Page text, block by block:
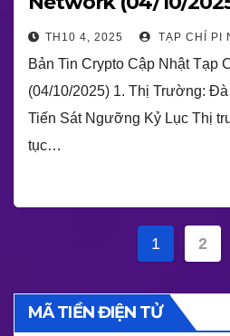
TH10 4, 2025 TẠP CHÍ PI
Bản Tin Crypto Cập Nhật Tạp
(04/10/2025) 1. Thị Trường:
Tiến Sát Ngưỡng Kỷ Lục Thị
tục…
Phân
bài
1 2
MÃ TIỀN ĐIỆN TỬ